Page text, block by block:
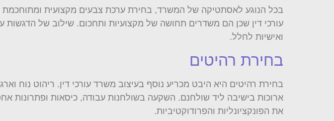
בכל הנוגע לאסתטיקה של המשרד, בחירת ערכת צבעים מקצועית ומתוחכמת
עורכי דין שכן הם משדרים תחושה של מקצועיות ותחכום. שילוב של הדגשות
ואישיות לחלל.
בחירת רהיטים
בחירת רהיטים היא היבט מכריע נוסף בעיצוב משרד עורכי דין. ריהוט נוח
ארוכות בישיבה ליד שולחנם. השקעה בשולחנות עבודה, כיסאות
את הפונקציונליות והפרודוקטיביות.